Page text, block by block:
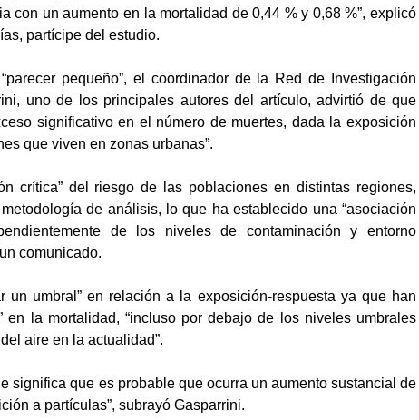
con un aumento en la mortalidad de 0,44 % y 0,68 %”, explicó
partícipe del estudio.
pequeño”, el coordinador de la Red de Investigación
uno de los principales autores del artículo, advirtió de que
significativo en el número de muertes, dada la exposición
que viven en zonas urbanas”.
crítica” del riesgo de las poblaciones en distintas regiones,
de análisis, lo que ha establecido una “asociación
de los niveles de contaminación y entorno
comunicado.
un umbral” en relación a la exposición-respuesta ya que han
en la mortalidad, “incluso por debajo de los niveles umbrales
aire en la actualidad”.
significa que es probable que ocurra un aumento sustancial de
a partículas”, subrayó Gasparrini.